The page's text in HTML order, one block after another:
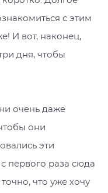
с этим
И вот, наконец,
дня, чтобы
очень даже
они
эти
первого раза сюда
что уже хочу